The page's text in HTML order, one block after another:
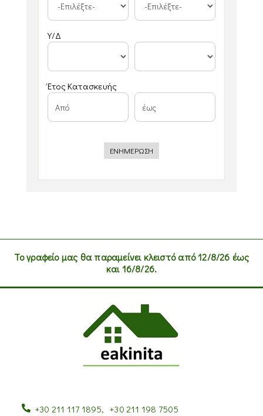
Υ/Δ
Έτος Κατασκευής
ΕΝΗΜΕΡΩΣΗ
Το γραφείο μας θα παραμείνει κλειστό από 12/8/26 έως
και 16/8/26.
+30 211 117 1895,+30 211 198 7505